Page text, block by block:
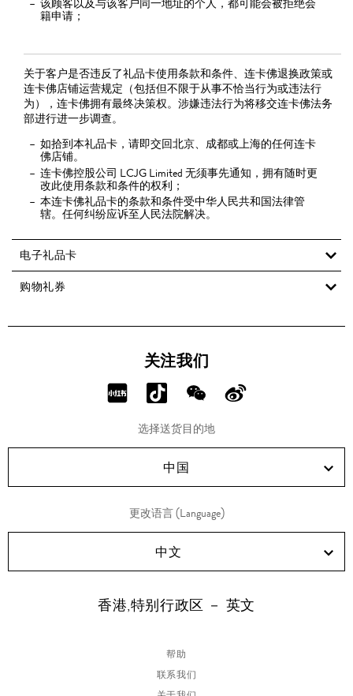
该顾客以及与该客户同一地址的个人，都可能会被拒绝会
籍申请；
关于客户是否违反了礼品卡使用条款和条件、连卡佛退换政策或
连卡佛店铺运营规定（包括但不限于从事不恰当行为或违法行
为），连卡佛拥有最终决策权。涉嫌违法行为将移交连卡佛法务
部进行进一步调查。
如拾到本礼品卡，请即交回北京、成都或上海的任何连卡
佛店铺。
连卡佛控股公司 LCJG Limited 无须事先通知，拥有随时更
改此使用条款和条件的权利；
本连卡佛礼品卡的条款和条件受中华人民共和国法律管
辖。任何纠纷应诉至人民法院解决。
电子礼品卡
购物礼券
关注我们
分
RED!
分
享
Douyin!
分
享
WeChat!
分
Weibo!
选择送货目的地
中国
更改语言 (Language)
中文
香港,特别行政区 － 英文
帮助
联系我们